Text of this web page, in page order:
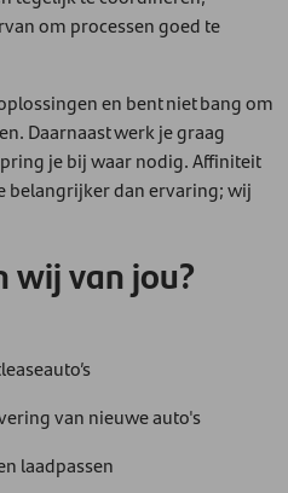
om processen goed te
en bent niet bang om
Daarnaast werk je graag
je bij waar nodig. Affiniteit
belangrijker dan ervaring; wij
wij van jou?
van nieuwe auto's
laadpassen